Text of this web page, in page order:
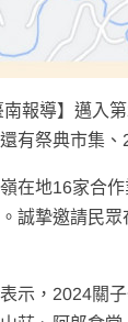
南報導】邁入
有祭典市集
在地16家合
誠摯邀請民
示，2024關